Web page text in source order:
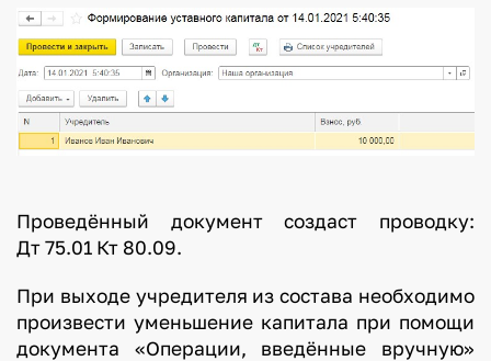
Проведённый документ создаст проводку:
Дт 75.01 Кт 80.09.
При выходе учредителя из состава необходимо
произвести уменьшение капитала при помощи
документа «Операции, введённые вручную»